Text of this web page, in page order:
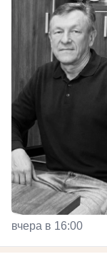
вчера в 16:00